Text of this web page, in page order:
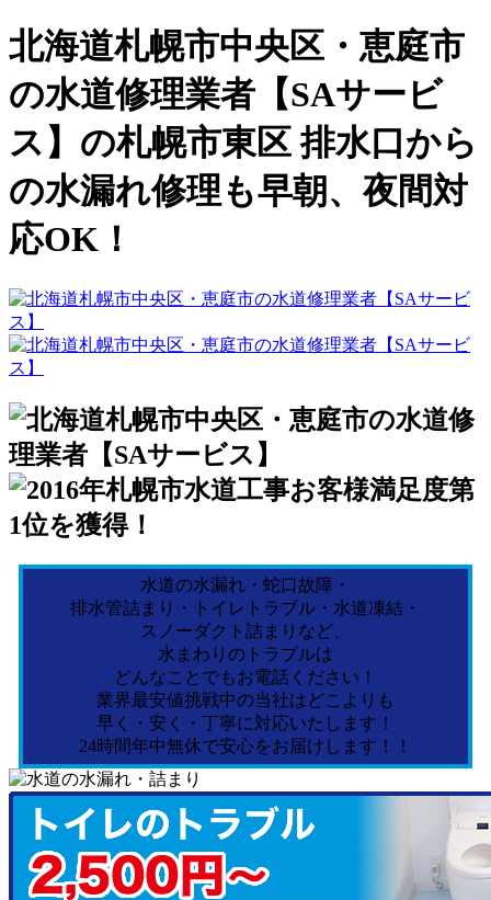
北海道札幌市中央区・恵庭市
の水道修理業者【SAサービ
ス】の札幌市東区 排水口から
の水漏れ修理も早朝、夜間対
応OK！
水道の水漏れ・蛇口故障・
排水管詰まり・トイレトラブル・水道凍結・
スノーダクト詰まりなど、
水まわりのトラブルは
どんなことでもお電話ください！
業界最安値挑戦中の当社はどこよりも
早く・安く・丁寧に対応いたします！
24時間年中無休で安心をお届けします！！